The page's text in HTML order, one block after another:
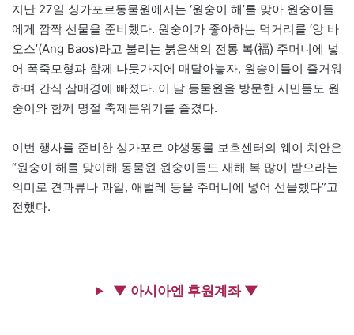
지난 27일 싱가포르동물원에서는 ‘원숭이 해’를 맞아 원숭이들
에게 깜짝 선물을 준비했다. 원숭이가 좋아하는 먹거리를 ‘앙 바
오스’(Ang Baos)라고 불리는 붉은색의 전통 복(福) 주머니에 넣
어 폭죽모형과 함께 나뭇가지에 매달아놓자, 원숭이들이 즐거워
하며 간식 삼매경에 빠졌다. 이 날 동물원을 방문한 시민들도 원
숭이와 함께 명절 축제분위기를 즐겼다.
이번 행사를 준비한 싱가포르 야생동물 보호센터의 웨이 치안은
“원숭이 해를 맞이해 동물원 원숭이들도 새해 복 많이 받으라는
의미로 견과류나 과일, 애벌레 등을 주머니에 넣어 선물했다”고
전했다.
▼ 아시아엔 후원계좌 ▼